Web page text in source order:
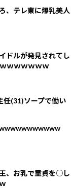
、テレ東に爆乳美人
ドルが発見されてし
ｗｗｗｗｗｗ
任(31)ソープで働い
wwwwwwwwwww
、お乳で童貞を○し